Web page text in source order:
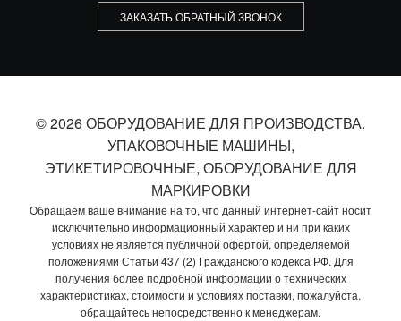
ЗАКАЗАТЬ ОБРАТНЫЙ ЗВОНОК
© 2026 ОБОРУДОВАНИЕ ДЛЯ ПРОИЗВОДСТВА.
УПАКОВОЧНЫЕ МАШИНЫ,
ЭТИКЕТИРОВОЧНЫЕ, ОБОРУДОВАНИЕ ДЛЯ
МАРКИРОВКИ
Обращаем ваше внимание на то, что данный интернет-сайт носит
исключительно информационный характер и ни при каких
условиях не является публичной офертой, определяемой
положениями Статьи 437 (2) Гражданского кодекса РФ. Для
получения более подробной информации о технических
характеристиках, стоимости и условиях поставки, пожалуйста,
обращайтесь непосредственно к менеджерам.